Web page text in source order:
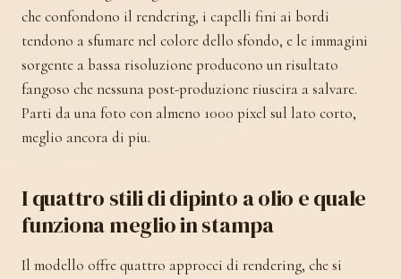
che confondono il rendering, i capelli fini ai bordi
tendono a sfumare nel colore dello sfondo, e le immagini
sorgente a bassa risoluzione producono un risultato
fangoso che nessuna post-produzione riuscira a salvare.
Parti da una foto con almeno 1000 pixel sul lato corto,
meglio ancora di piu.
I quattro stili di dipinto a olio e quale
funziona meglio in stampa
Il modello offre quattro approcci di rendering, che si